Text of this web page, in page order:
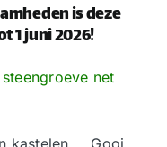
is deze
1 juni 2026!
steengroeve net